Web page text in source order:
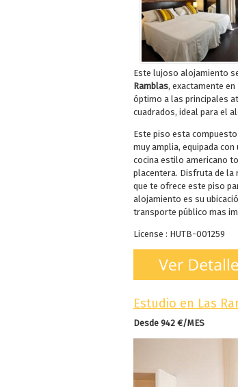
Este lujoso alojamiento
Ramblas, exactamente
óptimo a las principales
cuadrados, ideal para el
Este piso esta
muy amplia, equipada
cocina estilo americano
placentera. Disfruta de la
que te ofrece este piso
alojamiento es su
transporte público mas
License : HUTB-001259
Estudio en Las
Desde 942 €/MES